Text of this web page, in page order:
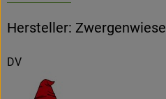
Hersteller: Zwergenwiese
DV